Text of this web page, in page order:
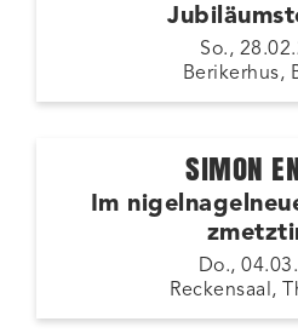
So.,
Berikerhus,
SIMON
Im
Do.,
Reckensaal,